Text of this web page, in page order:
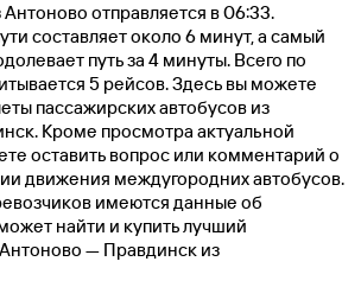
отправляется в 06:33.
составляет около 6 минут, а самый
путь за 4 минуты. Всего по
5 рейсов. Здесь вы можете
пассажирских автобусов из
Кроме просмотра актуальной
оставить вопрос или комментарий о
движения междугородних автобусов.
имеются данные об
найти и купить лучший
— Правдинск из